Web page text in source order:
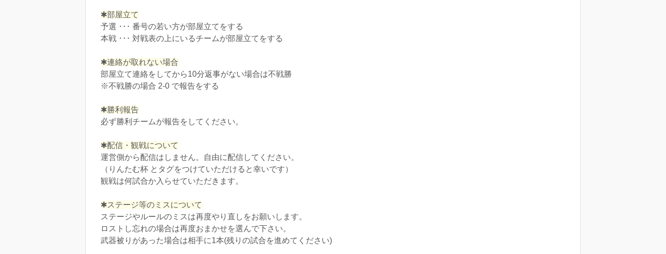
✱部屋立て
予選 ･･･ 番号の若い方が部屋立てをする
本戦 ･･･ 対戦表の上にいるチームが部屋立てをする
✱連絡が取れない場合
部屋立て連絡をしてから10分返事がない場合は不戦勝
※不戦勝の場合 2-0 で報告をする
✱勝利報告
必ず勝利チームが報告をしてください。
✱配信・観戦について
運営側から配信はしません。自由に配信してください。
（りんたむ杯 とタグをつけていただけると幸いです）
観戦は何試合か入らせていただきます。
✱ステージ等のミスについて
ステージやルールのミスは再度やり直しをお願いします。
ロストし忘れの場合は再度おまかせを選んで下さい。
武器被りがあった場合は相手に1本(残りの試合を進めてください)